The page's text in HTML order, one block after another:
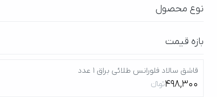
نوع محصول
بازه قیمت
قاشق سالاد فلورانس طلائی براق 1 عدد
498,300تومانءءء